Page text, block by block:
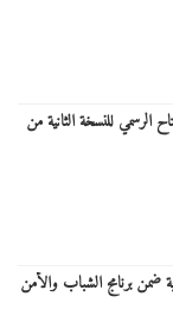
للنسخة الثانية من
برنامج الشباب والأمن